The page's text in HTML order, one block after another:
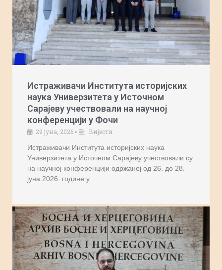
Истраживачи Института историјских
наука Универзитета у Источном
Сарајеву учествовали на научној
конференцији у Фочи
29 јуна, 2026 •
Вијести
Истраживачи Института историјских наука
Универзитета у Источном Сарајеву учествовали су
на научној конференцији одржаној од 26. до 28.
јуна 2026. године у …